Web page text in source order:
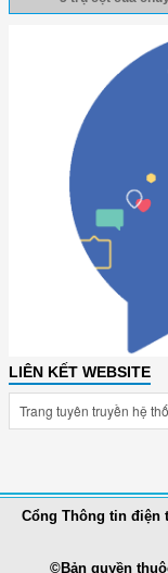
LIÊN KẾT WEBSITE
Cổng Thông tin điện
©Bản quyền